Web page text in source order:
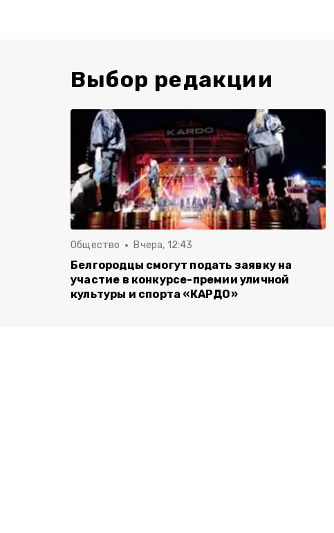
Выбор редакции
Общество Вчера, 12:43
Белгородцы смогут подать заявку на
участие в конкурсе-премии уличной
культуры и спорта «КАРДО»